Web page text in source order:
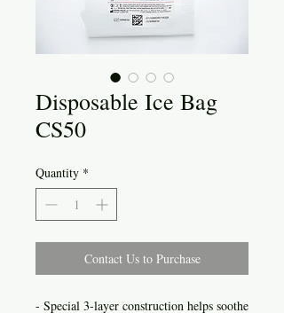
Disposable Ice Bag
CS50
Quantity *
Contact Us to Purchase
- Special 3-layer construction helps soothe